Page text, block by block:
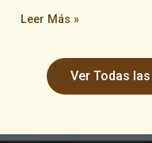
Leer Más »
Ver Todas